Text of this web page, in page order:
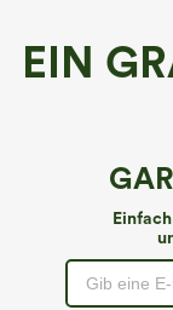
EIN
€44,95
Kaufen Sie 2 Stück für
Stück für 123,08 €.
Halara Flex™ Jeans mit